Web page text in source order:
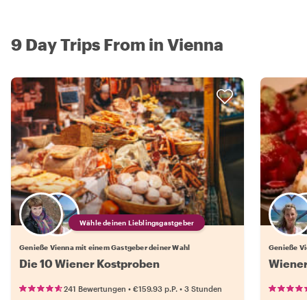
9 Day Trips From in Vienna
Wähle deinen Lieblingsgastgeber
Genieße Vienna mit einem Gastgeber deiner Wahl
Die 10 Wiener Kostproben
241 Bewertungen • €159.93 p.P. • 3 Stunden
Genieße